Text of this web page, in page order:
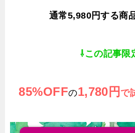
通常5,980円する商
⇩この記事限
85%OFFの1,780円 で